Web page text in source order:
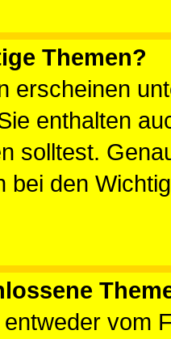
Themen?
erscheinen
enthalten
solltest.
bei den
vom